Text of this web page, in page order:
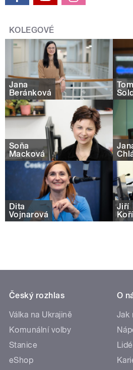
KOLEGOVÉ
Jana
Beránková
Soňa
Macková
Dita
Vojnarová
Jiří
Český rozhlas
Válka na Ukrajině
Komunální volby
Stanice
eShop
O
Jak